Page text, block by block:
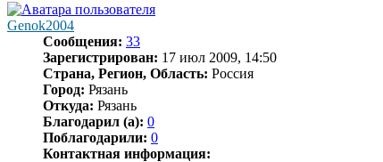
Genok2004
Сообщения: 33
Зарегистрирован: 17 июл 2009, 14:50
Страна, Регион, Область: Россия
Город: Рязань
Откуда: Рязань
Благодарил (а): 0
Поблагодарили: 0
Контактная информация: